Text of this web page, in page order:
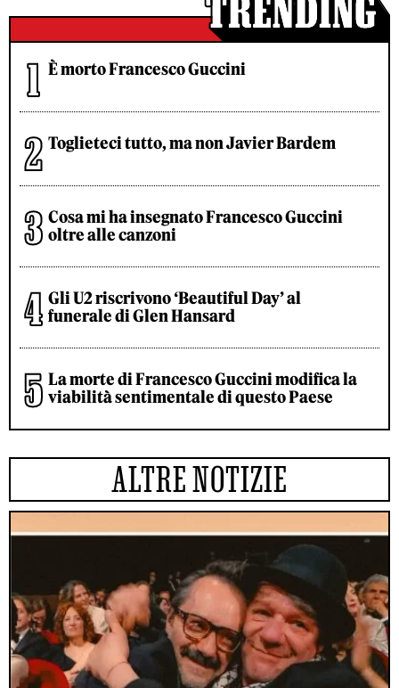
È morto Francesco Guccini
Toglieteci tutto, ma non Javier Bardem
Cosa mi ha insegnato Francesco Guccini
oltre alle canzoni
Gli U2 riscrivono ‘Beautiful Day’ al
funerale di Glen Hansard
La morte di Francesco Guccini modifica la
viabilità sentimentale di questo Paese
ALTRE NOTIZIE